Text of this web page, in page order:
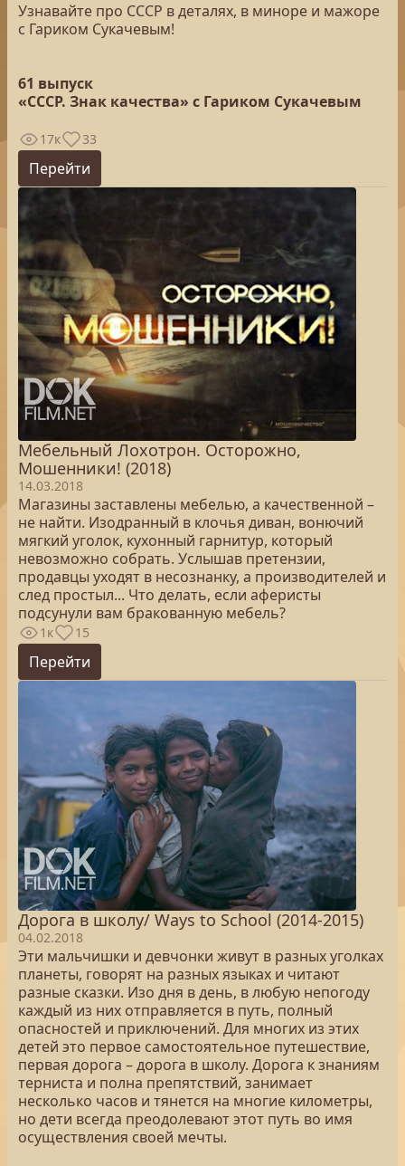
Узнавайте про СССР в деталях, в миноре и мажоре
с Гариком Сукачевым!
61 выпуск
«СССР. Знак качества» с Гариком Сукачевым
17к 33
Перейти
Мебельный Лохотрон. Осторожно,
Мошенники! (2018)
14.03.2018
Магазины заставлены мебелью, а качественной –
не найти. Изодранный в клочья диван, вонючий
мягкий уголок, кухонный гарнитур, который
невозможно собрать. Услышав претензии,
продавцы уходят в несознанку, а производителей и
след простыл... Что делать, если аферисты
подсунули вам бракованную мебель?
1к 15
Перейти
Дорога в школу/ Ways to School (2014-2015)
04.02.2018
Эти мальчишки и девчонки живут в разных уголках
планеты, говорят на разных языках и читают
разные сказки. Изо дня в день, в любую непогоду
каждый из них отправляется в путь, полный
опасностей и приключений. Для многих из этих
детей это первое самостоятельное путешествие,
первая дорога – дорога в школу. Дорога к знаниям
терниста и полна препятствий, занимает
несколько часов и тянется на многие километры,
но дети всегда преодолевают этот путь во имя
осуществления своей мечты.